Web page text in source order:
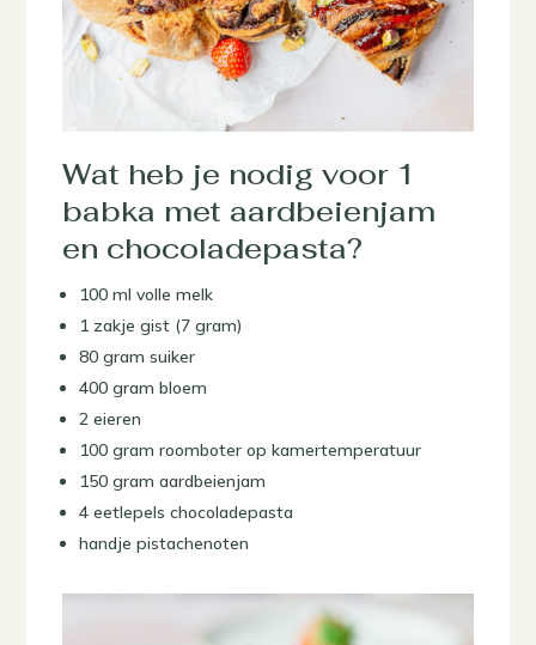
Wat heb je nodig voor 1
babka met aardbeienjam
en chocoladepasta?
100 ml volle melk
1 zakje gist (7 gram)
80 gram suiker
400 gram bloem
2 eieren
100 gram roomboter op kamertemperatuur
150 gram aardbeienjam
4 eetlepels chocoladepasta
handje pistachenoten